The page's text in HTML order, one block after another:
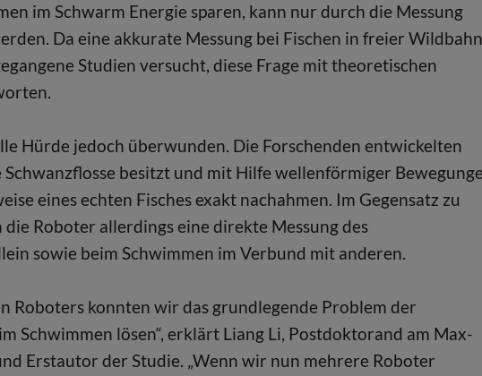
im Schwarm Energie sparen, kann nur durch die Messung
Da eine akkurate Messung bei Fischen in freier Wildbahn
Studien versucht, diese Frage mit theoretischen
Hürde jedoch überwunden. Die Forschenden entwickelten
besitzt und mit Hilfe wellenförmiger
eines echten Fisches exakt nachahmen. Im Gegensatz zu
Roboter allerdings eine direkte Messung des
sowie beim Schwimmen im Verbund mit anderen.
Roboters konnten wir das grundlegende Problem der
Schwimmen lösen“, erklärt Liang Li, Postdoktorand am Max-
Erstautor der Studie. „Wenn wir nun mehrere Roboter